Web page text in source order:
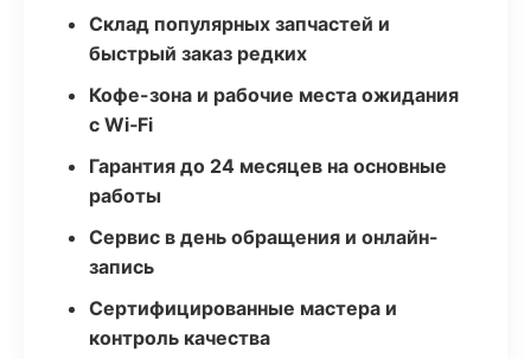
Склад популярных запчастей и
быстрый заказ редких
Кофе-зона и рабочие места ожидания
с Wi‑Fi
Гарантия до 24 месяцев на основные
работы
Сервис в день обращения и онлайн-
запись
Сертифицированные мастера и
контроль качества